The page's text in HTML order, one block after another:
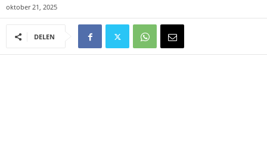
oktober 21, 2025
DELEN